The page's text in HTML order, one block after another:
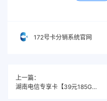
172号卡分销系统官网
上一篇：
湖南电信专享卡【39元185G+200分钟】